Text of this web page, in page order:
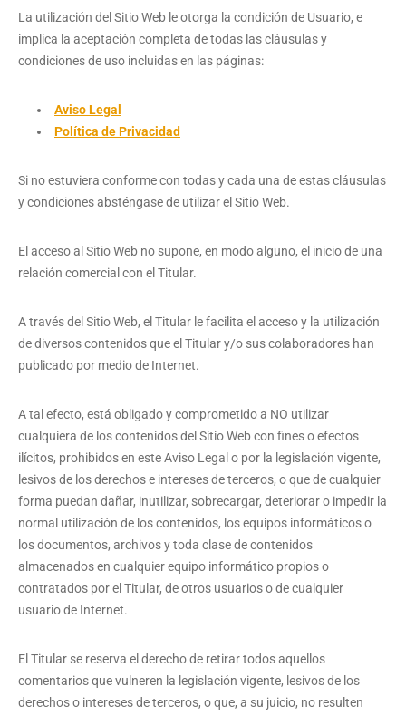
La utilización del Sitio Web le otorga la condición de Usuario, e
implica la aceptación completa de todas las cláusulas y
condiciones de uso incluidas en las páginas:
Aviso Legal
Política de Privacidad
Si no estuviera conforme con todas y cada una de estas cláusulas
y condiciones absténgase de utilizar el Sitio Web.
El acceso al Sitio Web no supone, en modo alguno, el inicio de una
relación comercial con el Titular.
A través del Sitio Web, el Titular le facilita el acceso y la utilización
de diversos contenidos que el Titular y/o sus colaboradores han
publicado por medio de Internet.
A tal efecto, está obligado y comprometido a NO utilizar
cualquiera de los contenidos del Sitio Web con fines o efectos
ilícitos, prohibidos en este Aviso Legal o por la legislación vigente,
lesivos de los derechos e intereses de terceros, o que de cualquier
forma puedan dañar, inutilizar, sobrecargar, deteriorar o impedir la
normal utilización de los contenidos, los equipos informáticos o
los documentos, archivos y toda clase de contenidos
almacenados en cualquier equipo informático propios o
contratados por el Titular, de otros usuarios o de cualquier
usuario de Internet.
El Titular se reserva el derecho de retirar todos aquellos
comentarios que vulneren la legislación vigente, lesivos de los
derechos o intereses de terceros, o que, a su juicio, no resulten